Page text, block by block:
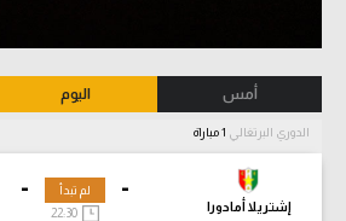
أمس اليوم
الدوري البرتغالي
-
إشتريلا أمادورا
- لم تبدأ